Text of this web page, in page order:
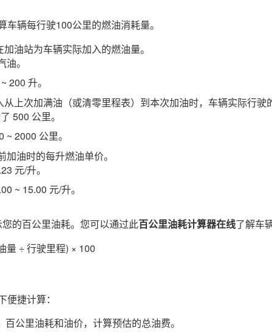
辆每行驶100公里的燃油消耗量。
油站为车辆实际加入的燃油量。
。
200 升。
从上次加满油（或清零里程表）到本次加油时，车辆实际行驶
500 公里。
~ 2000 公里。
加油时的每升燃油单价。
元/升。
~ 15.00 元/升。
的百公里油耗。您可以通过此百公里油耗计算器在线了解车
量 ÷ 行驶里程) × 100
便捷计算：
公里油耗和油价，计算预估的总油费。